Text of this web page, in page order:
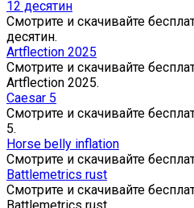
12 десятин
Смотрите и скачивайте
десятин.
Artflection 2025
Смотрите и скачивайте
Artflection 2025.
Caesar 5
Смотрите и скачивайте
5.
Horse belly inflation
Смотрите и скачивайте
Battlemetrics rust
Смотрите и скачивайте